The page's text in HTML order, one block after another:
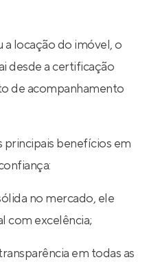
a locação do imóvel, o
desde a certificação
de acompanhamento
principais benefícios em
no mercado, ele
com excelência;
em todas as